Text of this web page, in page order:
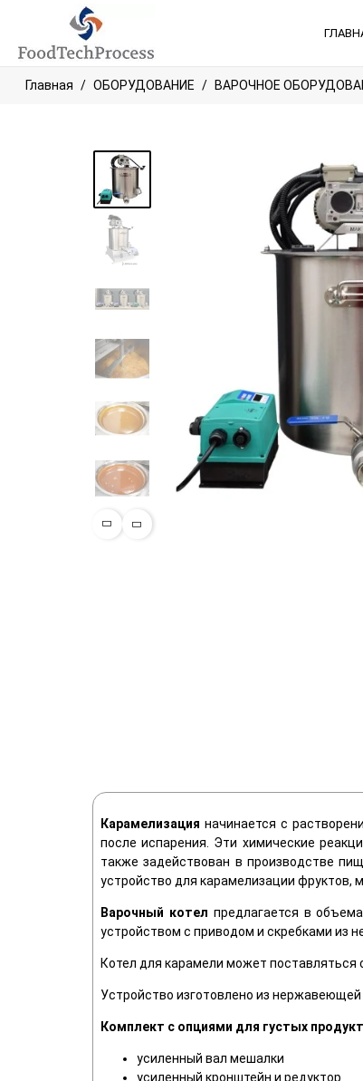
Главная ОБОРУДОВАНИЕ ВАРОЧНОЕ
Карамелизация начинается с
после испарения. Эти химические
также задействован в производстве
устройство для карамелизации фруктов,
Варочный котел предлагается в
устройством с приводом и скребками из
Котел для карамели может поставляться
Устройство изготовлено из нержавеющей
Комплект с опциями для густых
усиленный вал мешалки
усиленный кронштейн и редуктор